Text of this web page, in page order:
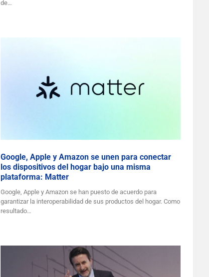
de…
Google, Apple y Amazon se unen para conectar
los dispositivos del hogar bajo una misma
plataforma: Matter
Google, Apple y Amazon se han puesto de acuerdo para
garantizar la interoperabilidad de sus productos del hogar. Como
resultado…